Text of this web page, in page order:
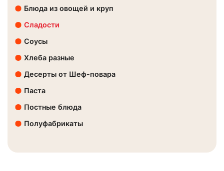
Блюда из овощей и круп
Сладости
Соусы
Хлеба разные
Десерты от Шеф-повара
Паста
Постные блюда
Полуфабрикаты